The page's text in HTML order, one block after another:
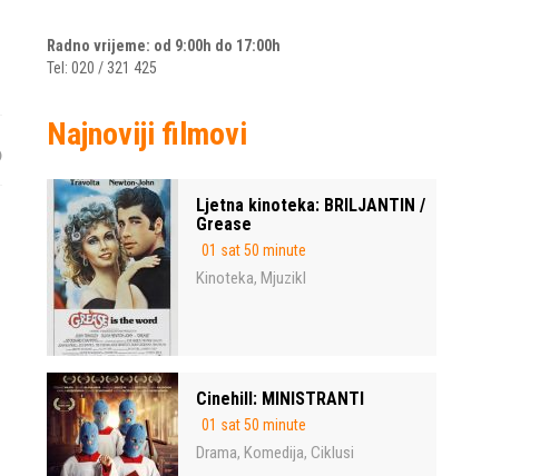
Radno vrijeme: od 9:00h do 17:00h
Tel: 020 / 321 425
Najnoviji filmovi
Ljetna kinoteka: BRILJANTIN /
Grease
01 sat 50 minute
Kinoteka, Mjuzikl
Cinehill: MINISTRANTI
01 sat 50 minute
Drama, Komedija, Ciklusi